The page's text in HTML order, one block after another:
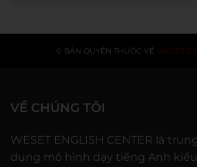
© BẢN QUYỀN THUỘC VỀ WESET
VỀ CHÚNG TÔI
WESET ENGLISH CENTER là
dụng mô hình dạy tiếng Anh kiểu